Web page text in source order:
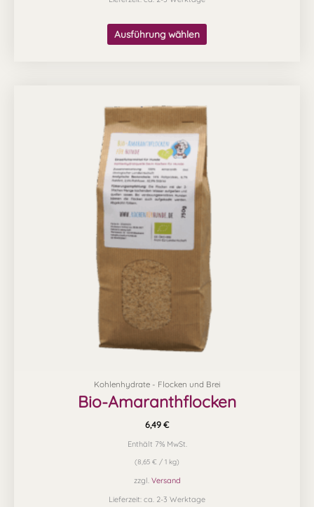
Ausführung wählen
Kohlenhydrate - Flocken und Brei
Bio-Amaranthflocken
6,49 €
Enthält 7% MwSt.
(8,65 € / 1 kg)
zzgl. Versand
Lieferzeit: ca. 2-3 Werktage